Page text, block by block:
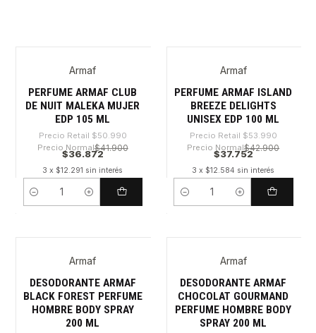
Armaf
PERFUME ARMAF CLUB
DE NUIT MALEKA MUJER
EDP 105 ML
Precio Retail $50.990
Precio Normal$41.900
$36.872
3 x $12.291 sin interés
Cantidad
Armaf
PERFUME ARMAF ISLAND
BREEZE DELIGHTS
UNISEX EDP 100 ML
Precio Retail $53.990
Precio Normal$42.900
$37.752
3 x $12.584 sin interés
Cantidad
Armaf
DESODORANTE ARMAF
BLACK FOREST PERFUME
HOMBRE BODY SPRAY
200 ML
Armaf
DESODORANTE ARMAF
CHOCOLAT GOURMAND
PERFUME HOMBRE BODY
SPRAY 200 ML